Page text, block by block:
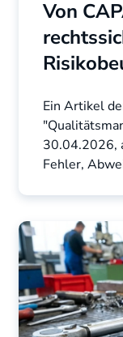
Von
Ein Artikel
30.04.2026,
Fehler,